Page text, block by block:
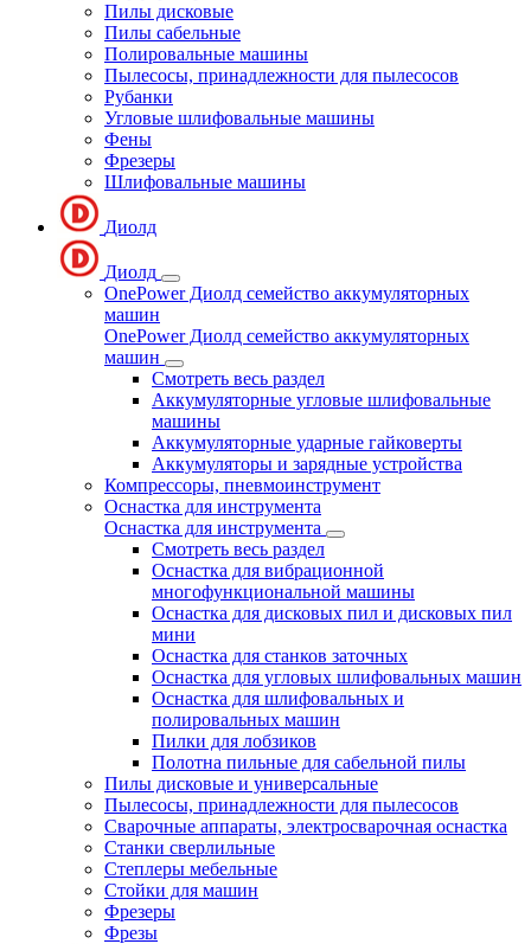
Пилы дисковые
Пилы сабельные
Полировальные машины
Пылесосы, принадлежности для пылесосов
Рубанки
Угловые шлифовальные машины
Фены
Фрезеры
Шлифовальные машины
Диолд
Диолд
OnePower Диолд семейство аккумуляторных
машин
OnePower Диолд семейство аккумуляторных
машин
Смотреть весь раздел
Аккумуляторные угловые шлифовальные
машины
Аккумуляторные ударные гайковерты
Аккумуляторы и зарядные устройства
Компрессоры, пневмоинструмент
Оснастка для инструмента
Оснастка для инструмента
Смотреть весь раздел
Оснастка для вибрационной
многофункциональной машины
Оснастка для дисковых пил и дисковых пил
мини
Оснастка для станков заточных
Оснастка для угловых шлифовальных машин
Оснастка для шлифовальных и
полировальных машин
Пилки для лобзиков
Полотна пильные для сабельной пилы
Пилы дисковые и универсальные
Пылесосы, принадлежности для пылесосов
Сварочные аппараты, электросварочная оснастка
Станки сверлильные
Степлеры мебельные
Стойки для машин
Фрезеры
Фрезы